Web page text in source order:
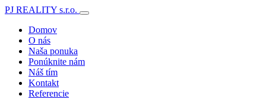
PJ REALITY s.r.o.
Domov
O nás
Naša ponuka
Ponúknite nám
Náš tím
Kontakt
Referencie